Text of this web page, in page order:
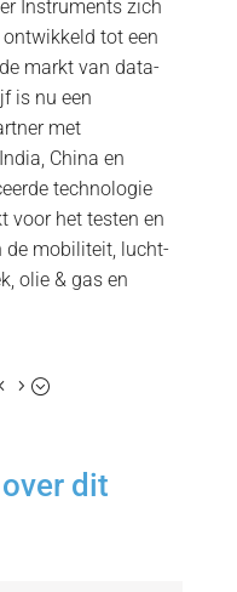
Instruments zich
tot een
markt van data-
is nu een
met
China en
technologie
voor het testen en
de mobiliteit, lucht-
olie & gas en
dit